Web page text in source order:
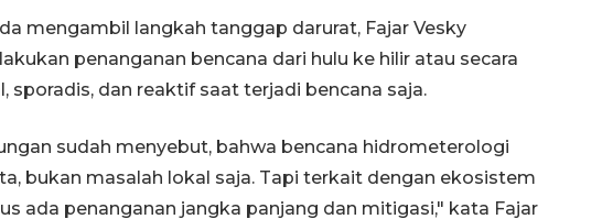
mengambil langkah tanggap darurat, Fajar Vesky
penanganan bencana dari hulu ke hilir atau secara
sporadis, dan reaktif saat terjadi bencana saja.
sudah menyebut, bahwa bencana hidrometerologi
bukan masalah lokal saja. Tapi terkait dengan ekosistem
ada penanganan jangka panjang dan mitigasi," kata Fajar